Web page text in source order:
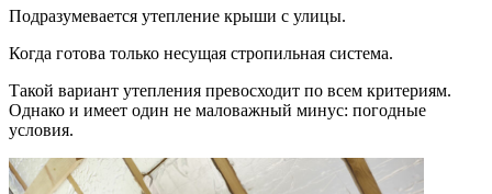
Подразумевается утепление крыши с улицы.
Когда готова только несущая стропильная система.
Такой вариант утепления превосходит по всем критериям.
Однако и имеет один не маловажный минус: погодные
условия.